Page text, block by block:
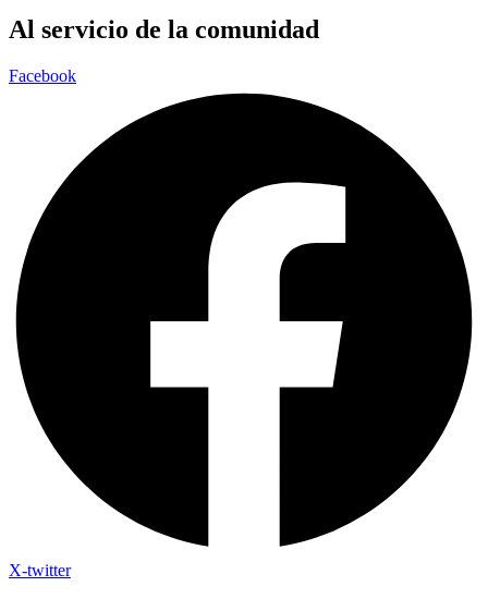
Al servicio de la comunidad
Facebook
X-twitter